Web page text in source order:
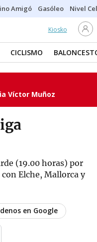
Amigó Gasóleo Nivel
Kiosko
CICLISMO
Víctor Muñoz
(19.00 horas) por
Elche, Mallorca y
en Google